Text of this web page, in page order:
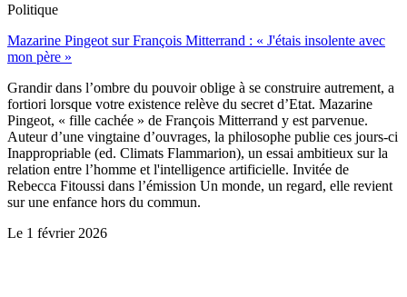
Politique
Mazarine Pingeot sur François Mitterrand : « J'étais insolente avec
mon père »
Grandir dans l’ombre du pouvoir oblige à se construire autrement, a
fortiori lorsque votre existence relève du secret d’Etat. Mazarine
Pingeot, « fille cachée » de François Mitterrand y est parvenue.
Auteur d’une vingtaine d’ouvrages, la philosophe publie ces jours-ci
Inappropriable (ed. Climats Flammarion), un essai ambitieux sur la
relation entre l’homme et l'intelligence artificielle. Invitée de
Rebecca Fitoussi dans l’émission Un monde, un regard, elle revient
sur une enfance hors du commun.
Le 1 février 2026